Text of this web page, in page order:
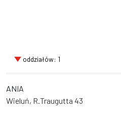
oddziałów: 1
ANIA
Wieluń, R.Traugutta 43